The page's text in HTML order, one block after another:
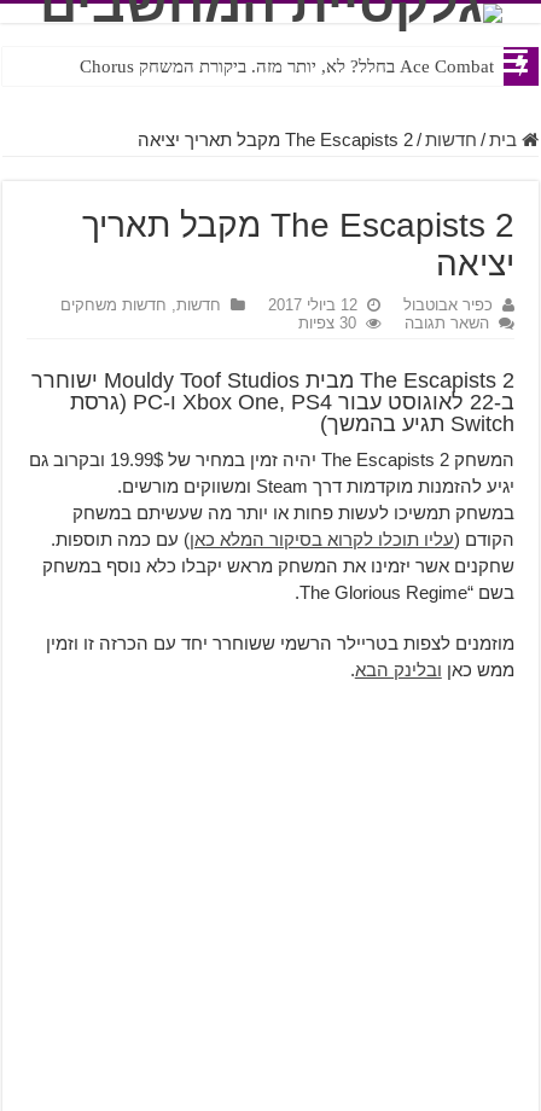
Ace Combat בחלל? לא, יותר מזה. ביקורת המשחק Chorus
בית / חדשות / The Escapists 2 מקבל תאריך יציאה
The Escapists 2 מקבל תאריך
יציאה
כפיר אבוטבול 12 ביולי 2017 חדשות, חדשות משחקים
השאר תגובה
30 צפיות
The Escapists 2 מבית Mouldy Toof Studios ישוחרר
ב-22 לאוגוסט עבור Xbox One, PS4 ו-PC (גרסת
Switch תגיע בהמשך)
המשחק The Escapists 2 יהיה זמין במחיר של 19.99$ ובקרוב גם
יגיע להזמנות מוקדמות דרך Steam ומשווקים מורשים.
במשחק תמשיכו לעשות פחות או יותר מה שעשיתם במשחק
הקודם (עליו תוכלו לקרוא בסיקור המלא כאן) עם כמה תוספות.
שחקנים אשר יזמינו את המשחק מראש יקבלו כלא נוסף במשחק
בשם “The Glorious Regime.
מוזמנים לצפות בטריילר הרשמי ששוחרר יחד עם הכרזה זו וזמין
ממש כאן ובלינק הבא.